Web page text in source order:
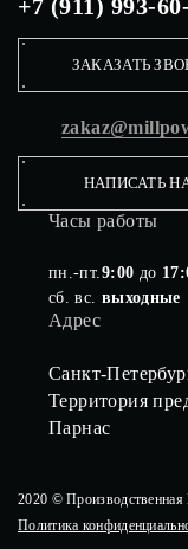
+7 (911) 993-
ЗАКАЗАТЬ
НАПИСАТЬ
Часы работы
пн.-пт.9:00 до
сб. вс. выходные
Адрес
Санкт-
Территория
Парнас
2020 ©
Политика